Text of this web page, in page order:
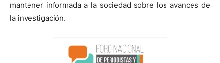
mantener informada a la sociedad sobre los avances de
la investigación.